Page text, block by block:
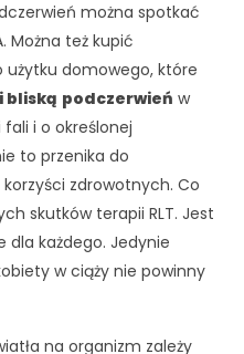
można spotkać
Można też kupić
domowego, które
bliską podczerwień w
i o określonej
to przenika do
zdrowotnych. Co
skutków terapii RLT. Jest
dla każdego. Jedynie
w ciąży nie powinny
na organizm zależy